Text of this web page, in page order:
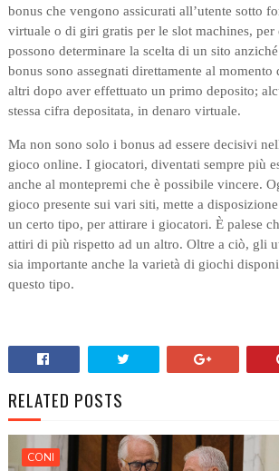
bonus che vengono assicurati all’utente sotto
virtuale o di giri gratis per le slot machines, per
possono determinare la scelta di un sito
bonus sono assegnati direttamente al momento
altri dopo aver effettuato un primo deposito;
stessa cifra depositata, in denaro virtuale.
Ma non sono solo i bonus ad essere decisivi
gioco online. I giocatori, diventati sempre più
anche al montepremi che è possibile vincere.
gioco presente sui vari siti, mette a
un certo tipo, per attirare i giocatori. È palese
attiri di più rispetto ad un altro. Oltre a ciò, gli
sia importante anche la varietà di giochi
questo tipo.
RELATED POSTS
CONI